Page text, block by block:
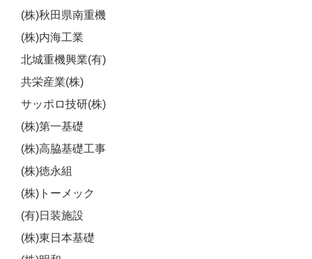
(株)秋田県南重機
(株)内海工業
北城重機興業(有)
共栄産業(株)
サッポロ技研(株)
(株)第一基礎
(株)高脇基礎工事
(株)徳永組
(株)トーメック
(有)日装施設
(株)東日本基礎